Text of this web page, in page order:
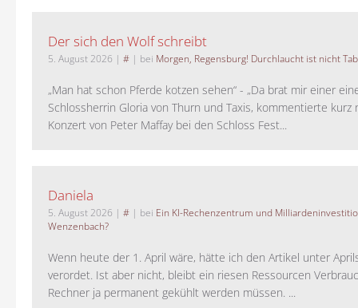
Der sich den Wolf schreibt
5. August 2026 | # | bei Morgen, Regensburg! Durchlaucht ist nicht
„Man hat schon Pferde kotzen sehen“ - „Da brat mir einer
Schlossherrin Gloria von Thurn und Taxis, kommentierte kurz
Konzert von Peter Maffay bei den Schloss Fest...
Daniela
5. August 2026 | # | bei Ein KI-Rechenzentrum und
Wenzenbach?
Wenn heute der 1. April wäre, hätte ich den Artikel unter
verordet. Ist aber nicht, bleibt ein riesen Ressourcen
Rechner ja permanent gekühlt werden müssen. ...